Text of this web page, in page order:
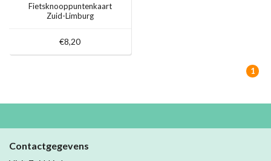
Fietsknooppuntenkaart
Zuid-Limburg
€8,20
1
Contactgegevens